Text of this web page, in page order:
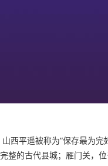
西平遥被称为“保存最为
整的古代县城；雁门关，